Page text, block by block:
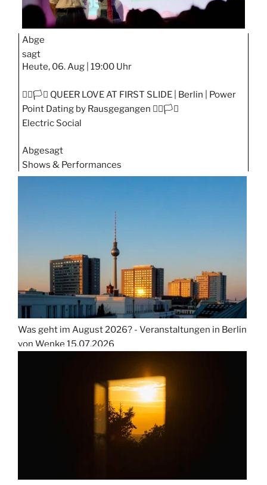
Abge
sagt
Heute, 06. Aug | 19:00 Uhr
🏳️‍🌈🏳️‍⚧️ QUEER LOVE AT FIRST SLIDE | Berlin | Power
Point Dating by Rausgegangen 🏳️‍🌈🏳️‍⚧️
Electric Social
Abgesagt
Shows & Performances
Was geht im August 2026? - Veranstaltungen in Berlin
von Wenke 15.07.2026